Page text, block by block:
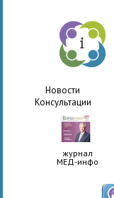
Новости
Консультации
журнал
МЕД-инфо